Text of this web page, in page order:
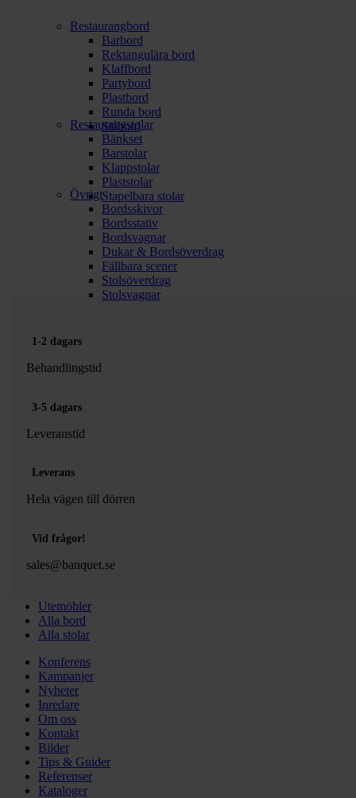
Restaurangbord
Barbord
Rektangulära bord
Klaffbord
Partybord
Plastbord
Runda bord
Ståbord
Restaurangstolar
Bänkset
Barstolar
Klappstolar
Plaststolar
Stapelbara stolar
Övrigt
Bordsskivor
Bordsstativ
Bordsvagnar
Dukar & Bordsöverdrag
Fällbara scener
Stolsöverdrag
Stolsvagnar
1-2 dagars
Behandlingstid
3-5 dagars
Leveranstid
Leverans
Hela vägen till dörren
Vid frågor!
sales@banquet.se
Utemöbler
Alla bord
Alla stolar
Konferens
Kampanjer
Nyheter
Inredare
Om oss
Kontakt
Bilder
Tips & Guider
Referenser
Kataloger